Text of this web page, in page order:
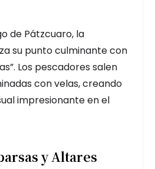
de Pátzcuaro, la
su punto culminante con
Los pescadores salen
con velas, creando
impresionante en el
y Altares